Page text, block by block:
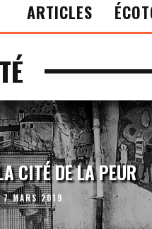
ARTICLES
CITÉ DE LA PEUR
7 MARS 2019